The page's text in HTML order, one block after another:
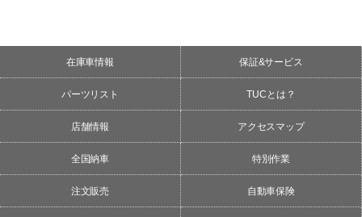
在庫車情報 保証&サービス
パーツリスト TUCとは？
店舗情報 アクセスマップ
全国納車 特別作業
注文販売 自動車保険